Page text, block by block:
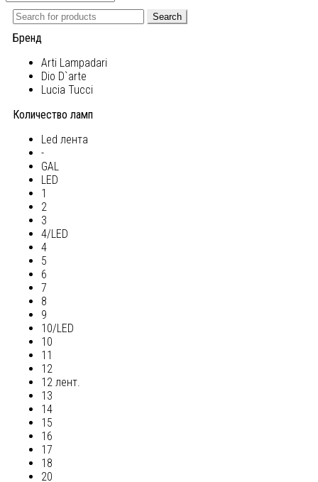
Search
Бренд
Arti Lampadari
Dio D`arte
Lucia Tucci
Количество ламп
Led лента
-
GAL
LED
1
2
3
4/LED
4
5
6
7
8
9
10/LED
10
11
12
12 лент.
13
14
15
16
17
18
20